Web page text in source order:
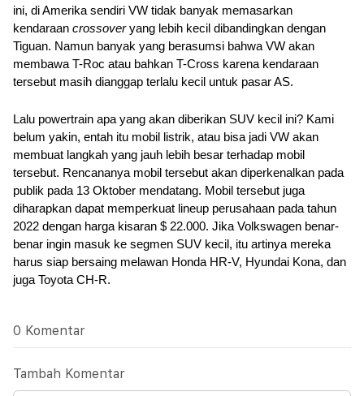
ini, di Amerika sendiri VW tidak banyak memasarkan
kendaraan crossover yang lebih kecil dibandingkan dengan
Tiguan. Namun banyak yang berasumsi bahwa VW akan
membawa T-Roc atau bahkan T-Cross karena kendaraan
tersebut masih dianggap terlalu kecil untuk pasar AS.
Lalu powertrain apa yang akan diberikan SUV kecil ini? Kami
belum yakin, entah itu mobil listrik, atau bisa jadi VW akan
membuat langkah yang jauh lebih besar terhadap mobil
tersebut. Rencananya mobil tersebut akan diperkenalkan pada
publik pada 13 Oktober mendatang. Mobil tersebut juga
diharapkan dapat memperkuat lineup perusahaan pada tahun
2022 dengan harga kisaran $ 22.000. Jika Volkswagen benar-
benar ingin masuk ke segmen SUV kecil, itu artinya mereka
harus siap bersaing melawan Honda HR-V, Hyundai Kona, dan
juga Toyota CH-R.
0 Komentar
Tambah Komentar